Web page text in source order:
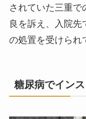
されていた三重で
良を訴え、入院先
の処置を受けられ
糖尿病でイン